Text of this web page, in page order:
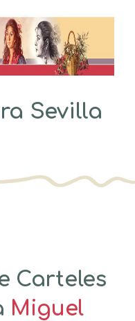
Sevilla
Carteles
Miguel